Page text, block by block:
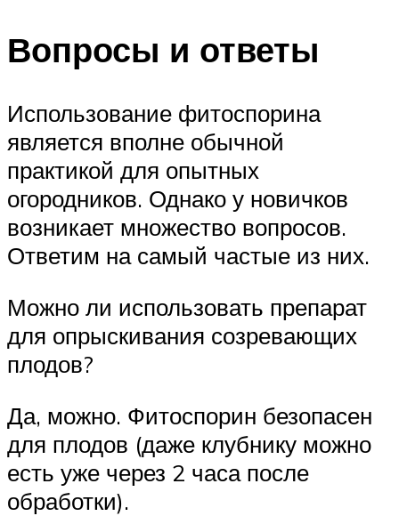
Вопросы и ответы
Использование фитоспорина
является вполне обычной
практикой для опытных
огородников. Однако у новичков
возникает множество вопросов.
Ответим на самый частые из них.
Можно ли использовать препарат
для опрыскивания созревающих
плодов?
Да, можно. Фитоспорин безопасен
для плодов (даже клубнику можно
есть уже через 2 часа после
обработки).